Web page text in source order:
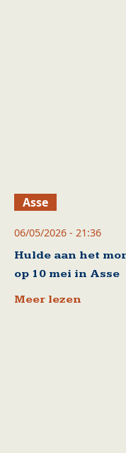
Asse
06/05/2026 - 21:36
Hulde aan het
op 10 mei in Asse
Meer lezen